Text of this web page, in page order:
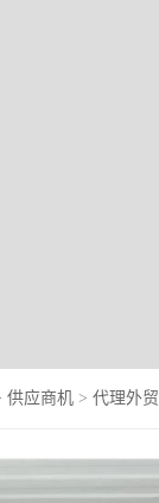
供应商机 > 代理外